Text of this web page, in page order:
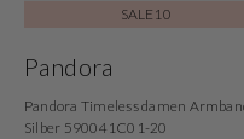
SALE10
Pandora
Pandora Timeless damen
Silber 590041C01-20